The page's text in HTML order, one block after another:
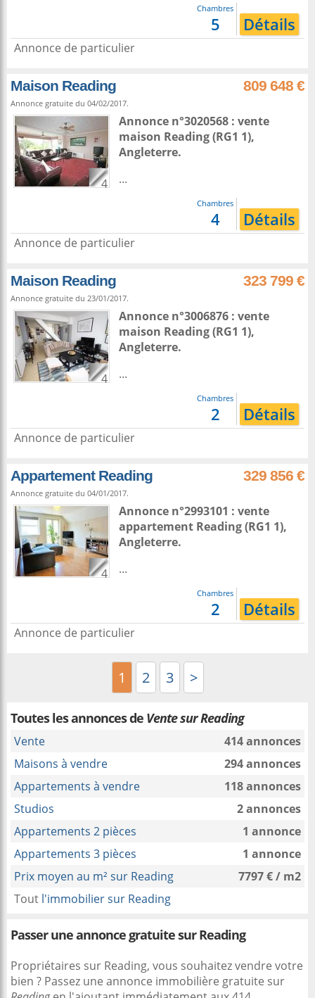
Chambres
5 Détails
Annonce de particulier
Maison Reading 809 648 €
Annonce gratuite du 04/02/2017.
4
Annonce n°3020568 : vente
maison Reading(RG1 1),
Angleterre.
...
Chambres
4 Détails
Annonce de particulier
Maison Reading 323 799 €
Annonce gratuite du 23/01/2017.
4
Annonce n°3006876 : vente
maison Reading(RG1 1),
Angleterre.
...
Chambres
2 Détails
Annonce de particulier
Appartement Reading 329 856 €
Annonce gratuite du 04/01/2017.
4
Annonce n°2993101 : vente
appartement Reading(RG1 1),
Angleterre.
...
Chambres
2 Détails
Annonce de particulier
1 2 3 >
Toutes les annonces de Vente sur Reading
Vente
414 annonces
Maisons à vendre
294 annonces
Appartements à vendre
118 annonces
Studios
2 annonces
Appartements 2 pièces
1 annonce
Appartements 3 pièces
1 annonce
Prix moyen au m² sur Reading
7797 € / m2
Tout l'immobilier sur Reading
Passer une annonce gratuite sur Reading
Propriétaires sur Reading, vous souhaitez vendre votre
bien ? Passez une annonce immobilière gratuite sur